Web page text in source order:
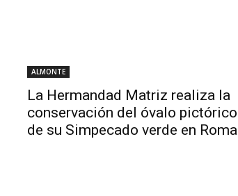
ALMONTE
La Hermandad Matriz realiza la
conservación del óvalo pictórico
de su Simpecado verde en Roma